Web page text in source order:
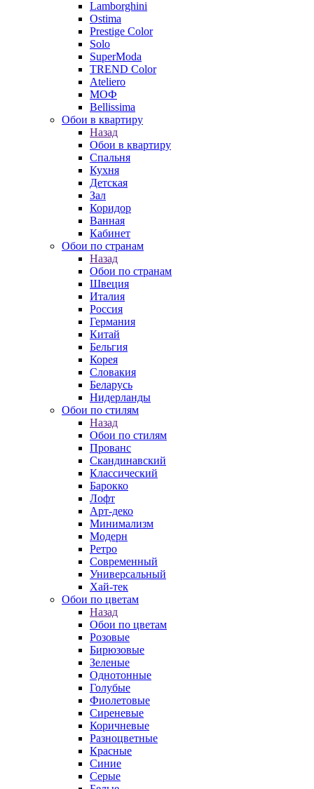
Lamborghini
Ostima
Prestige Color
Solo
SuperModa
TREND Color
Ateliero
МОФ
Bellissima
Обои в квартиру
Назад
Обои в квартиру
Спальня
Кухня
Детская
Зал
Коридор
Ванная
Кабинет
Обои по странам
Назад
Обои по странам
Швеция
Италия
Россия
Германия
Китай
Бельгия
Корея
Словакия
Беларусь
Нидерланды
Обои по стилям
Назад
Обои по стилям
Прованс
Скандинавский
Классический
Барокко
Лофт
Арт-деко
Минимализм
Модерн
Ретро
Современный
Универсальный
Хай-тек
Обои по цветам
Назад
Обои по цветам
Розовые
Бирюзовые
Зеленые
Однотонные
Голубые
Фиолетовые
Сиреневые
Коричневые
Разноцветные
Красные
Синие
Серые